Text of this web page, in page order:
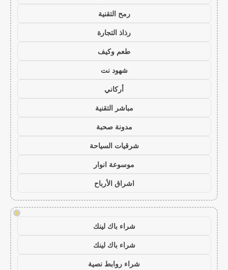
رمح التقنية
رذاذ التجارة
طعم وكيف
شهود نت
أركاني
مباشر التقنية
مدونة صحبة
شرقيات السياحة
موسوعة انوار
اشراق الأرباح
!
شراء باك لينك
شراء باك لينك
شراء روابط نصية